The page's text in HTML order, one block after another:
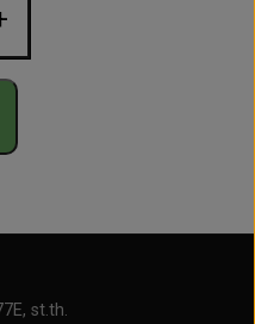
enkelt glas helt unikt.
st.th.